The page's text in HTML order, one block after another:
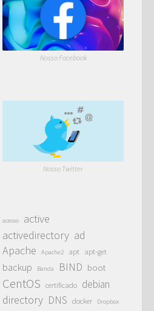
Nosso Facebook
Nosso Twitter
acesso
active
activedirectory ad
Apache
Apache2 apt apt-get
backup Banda BIND boot
CentOS certificado debian
directory DNS docker Dropbox